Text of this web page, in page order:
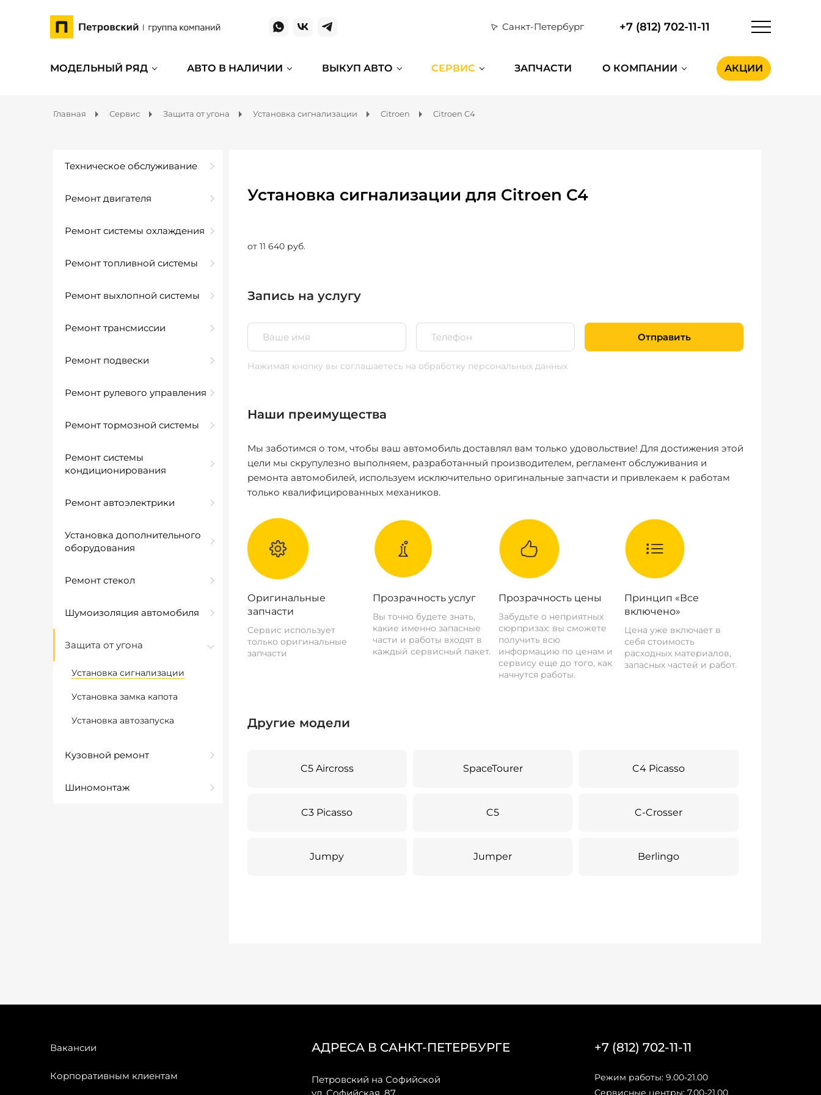
Санкт-Петербург +7 (812) 702-11-11
МОДЕЛЬНЫЙ РЯД АВТО В НАЛИЧИИ ВЫКУП АВТО СЕРВИС ЗАПЧАСТИ О КОМПАНИИ АКЦИИ
Главная Сервис Защита от угона Установка сигнализации Citroen Citroen C4
Техническое обслуживание
Ремонт двигателя
Ремонт системы охлаждения
Ремонт топливной системы
Ремонт выхлопной системы
Ремонт трансмиссии
Ремонт подвески
Ремонт рулевого управления
Ремонт тормозной системы
Ремонт системы
кондиционирования
Ремонт автоэлектрики
Установка дополнительного
оборудования
Ремонт стекол
Шумоизоляция автомобиля
Защита от угона
Установка сигнализации
Установка замка капота
Установка автозапуска
Кузовной ремонт
Шиномонтаж
Установка сигнализации для Citroen C4
от 11 640 руб.
Запись на услугу
Отправить
Нажимая кнопку вы соглашаетесь на обработку персональных данных
Наши преимущества
Мы заботимся о том, чтобы ваш автомобиль доставлял вам только удовольствие! Для достижения этой
цели мы скрупулезно выполняем, разработанный производителем, регламент обслуживания и
ремонта автомобилей, используем исключительно оригинальные запчасти и привлекаем к работам
только квалифицированных механиков.
Оригинальные
запчасти
Сервис использует
только оригинальные
запчасти
Прозрачность услуг
Вы точно будете знать,
какие именно запасные
части и работы входят в
каждый сервисный пакет.
Прозрачность цены
Забудьте о неприятных
сюрпризах: вы сможете
получить всю
информацию по ценам и
сервису еще до того, как
начнутся работы.
Принцип «Все
включено»
Цена уже включает в
себя стоимость
расходных материалов,
запасных частей и работ.
Другие модели
C5 Aircross SpaceTourer C4 Picasso
C3 Picasso C5 C-Crosser
Jumpy Jumper Berlingo
Вакансии
Корпоративным клиентам
АДРЕСА В САНКТ-ПЕТЕРБУРГЕ
Петровский на Софийской
+7 (812) 702-11-11
Режим работы: 9.00-21.00
Сервисные центры: 7.00-21.00